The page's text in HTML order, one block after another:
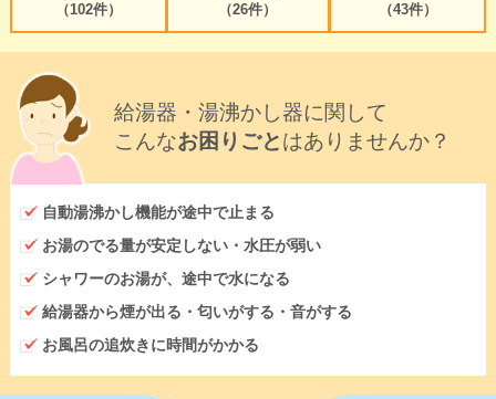
（102件）
（26件）
（43件）
給湯器・湯沸かし器に関して
こんなお困りごとはありませんか？
自動湯沸かし機能が途中で止まる
お湯のでる量が安定しない・水圧が弱い
シャワーのお湯が、途中で水になる
給湯器から煙が出る・匂いがする・音がする
お風呂の追炊きに時間がかかる